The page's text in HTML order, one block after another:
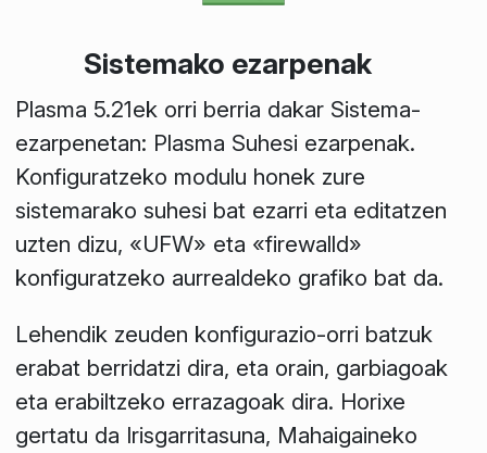
Sistemako ezarpenak
Plasma 5.21ek orri berria dakar Sistema-
ezarpenetan: Plasma Suhesi ezarpenak.
Konfiguratzeko modulu honek zure
sistemarako suhesi bat ezarri eta editatzen
uzten dizu, «UFW» eta «firewalld»
konfiguratzeko aurrealdeko grafiko bat da.
Lehendik zeuden konfigurazio-orri batzuk
erabat berridatzi dira, eta orain, garbiagoak
eta erabiltzeko errazagoak dira. Horixe
gertatu da Irisgarritasuna, Mahaigaineko